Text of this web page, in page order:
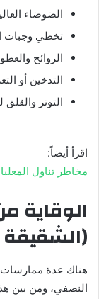
الضوضاء
تخطي وجبات
الروائح
التدخين أو
التوتر
اقرأ أيضاً:
مخاطر تناول
الوقاية
(الشقيقة
هناك عدة ممارسات
النصفي، ومن بين